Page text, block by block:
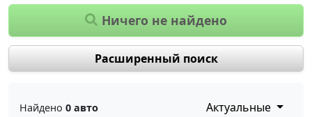
Ничего не найдено
Расширенный поиск
Найдено 0 авто Актуальные